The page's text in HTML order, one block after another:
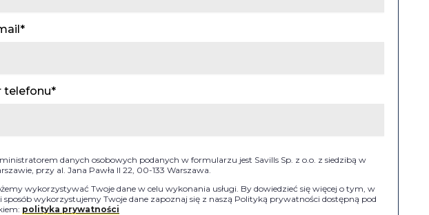
telefonu*
danych osobowych podanych w formularzu jest Savills Sp. z o.o. z siedzibą w
przy al. Jana Pawła II 22, 00-133 Warszawa.
wykorzystywać Twoje dane w celu wykonania usługi. By dowiedzieć się więcej o tym, w
sposób wykorzystujemy Twoje dane zapoznaj się z naszą Polityką prywatności dostępną pod
polityka prywatności